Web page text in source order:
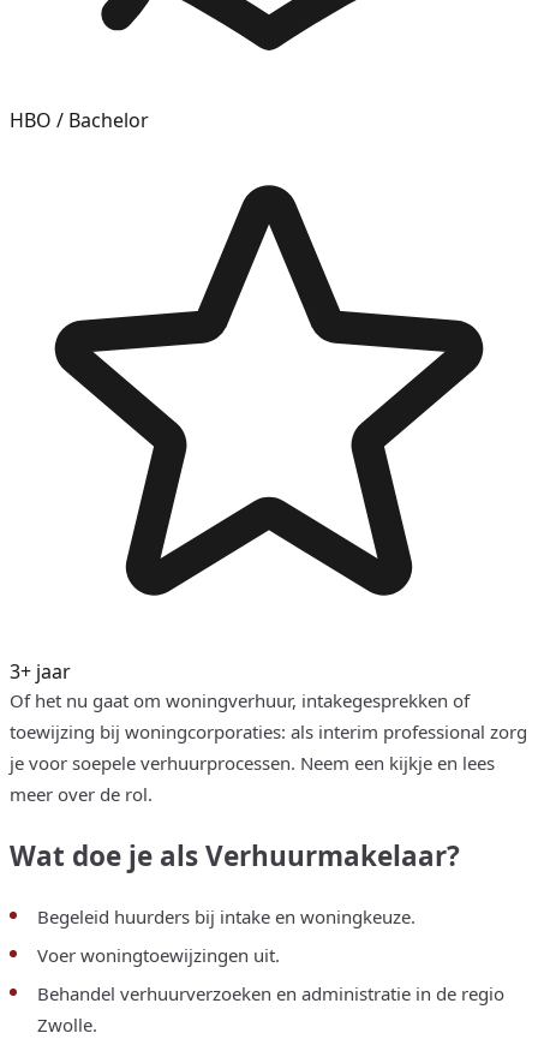
HBO / Bachelor
3+ jaar
Of het nu gaat om woningverhuur, intakegesprekken of
toewijzing bij woningcorporaties: als interim professional zorg
je voor soepele verhuurprocessen. Neem een kijkje en lees
meer over de rol.
Wat doe je als Verhuurmakelaar?
Begeleid huurders bij intake en woningkeuze.
Voer woningtoewijzingen uit.
Behandel verhuurverzoeken en administratie in de regio
Zwolle.